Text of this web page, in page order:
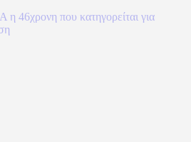
46χρονη που κατηγορείται για